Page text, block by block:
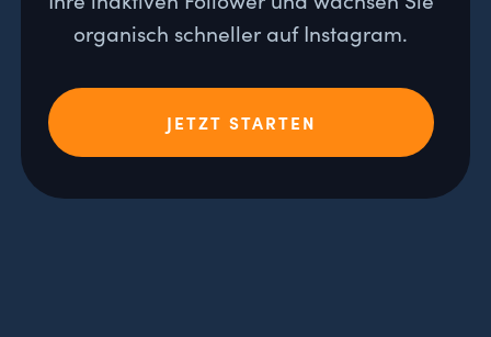
organisch schneller auf Instagram.
JETZT STARTEN